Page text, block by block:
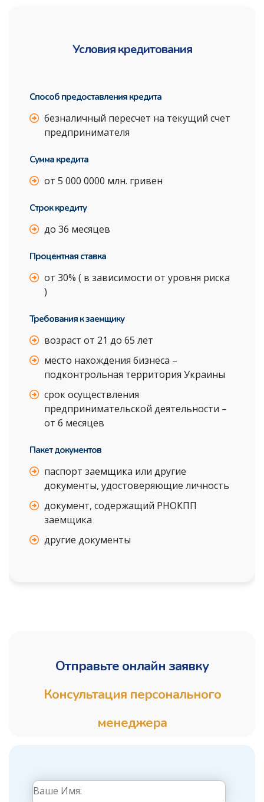
Условия кредитования
Способ предоставления кредита
безналичный пересчет на текущий счет
предпринимателя
Сумма кредита
от 5 000 0000 млн. гривен
Строк кредиту
до 36 месяцев
Процентная ставка
от 30% ( в зависимости от уровня риска
)
Требования к заемщику
возраст от 21 до 65 лет
место нахождения бизнеса –
подконтрольная территория Украины
срок осуществления
предпринимательской деятельности –
от 6 месяцев
Пакет документов
паспорт заемщика или другие
документы, удостоверяющие личность
документ, содержащий РНОКПП
заемщика
другие документы
Отправьте онлайн заявку
Консультация персонального
менеджера